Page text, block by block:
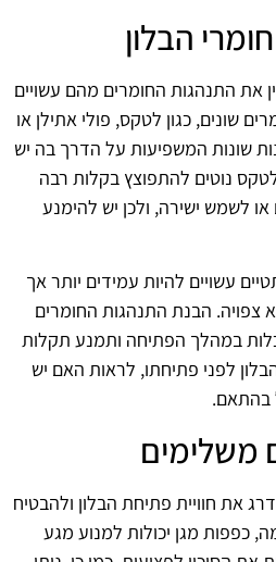
הבלון
את התנהגות החומרים מהם עשויים
שונים, כגון לטקס, פולי אתילן או
שונות המשפיעות על הדרך בה יש
נוטים להתפוצץ בקלות רבה
לשמש ישירה, ולכן יש להימנע
עשויים להיות עמידים יותר אך
צפויה. הבנת התנהגות החומרים
במהלך הפתיחה ותמנע תקלות
לפני פתיחתו, לראות האם יש
בהתאם.
משלימים
את חוויית פתיחת הבלון ולהבטיח
כפפות מגן יכולות למנוע מגע